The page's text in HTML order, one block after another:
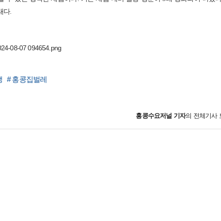
다.
# 홍콩집벌레
홍콩수요저널 기자의 전체기사